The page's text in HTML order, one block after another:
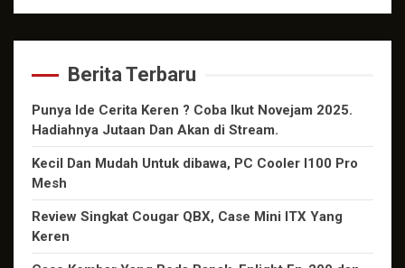
Berita Terbaru
Punya Ide Cerita Keren ? Coba Ikut Novejam 2025.
Hadiahnya Jutaan Dan Akan di Stream.
Kecil Dan Mudah Untuk dibawa, PC Cooler I100 Pro
Mesh
Review Singkat Cougar QBX, Case Mini ITX Yang
Keren